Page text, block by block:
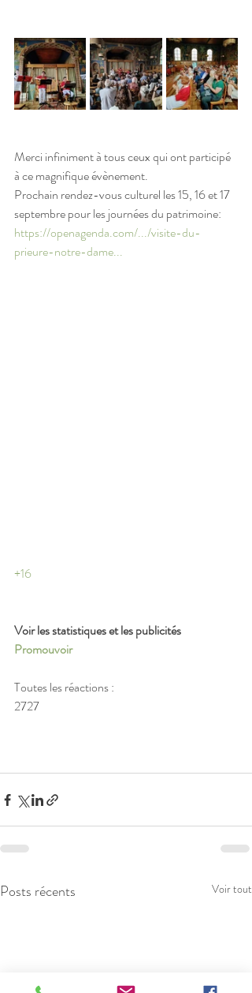
Merci infiniment à tous ceux qui ont participé
à ce magnifique évènement.
Prochain rendez-vous culturel les 15, 16 et 17
septembre pour les journées du patrimoine:
https://openagenda.com/.../visite-du-
prieure-notre-dame...
+16
Voir les statistiques et les publicités
Promouvoir
Toutes les réactions :
2727
Posts récents Voir tout